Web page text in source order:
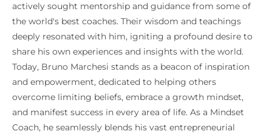
actively sought mentorship and guidance from some of
the world's best coaches. Their wisdom and teachings
deeply resonated with him, igniting a profound desire to
share his own experiences and insights with the world.
Today, Bruno Marchesi stands as a beacon of inspiration
and empowerment, dedicated to helping others
overcome limiting beliefs, embrace a growth mindset,
and manifest success in every area of life. As a Mindset
Coach, he seamlessly blends his vast entrepreneurial